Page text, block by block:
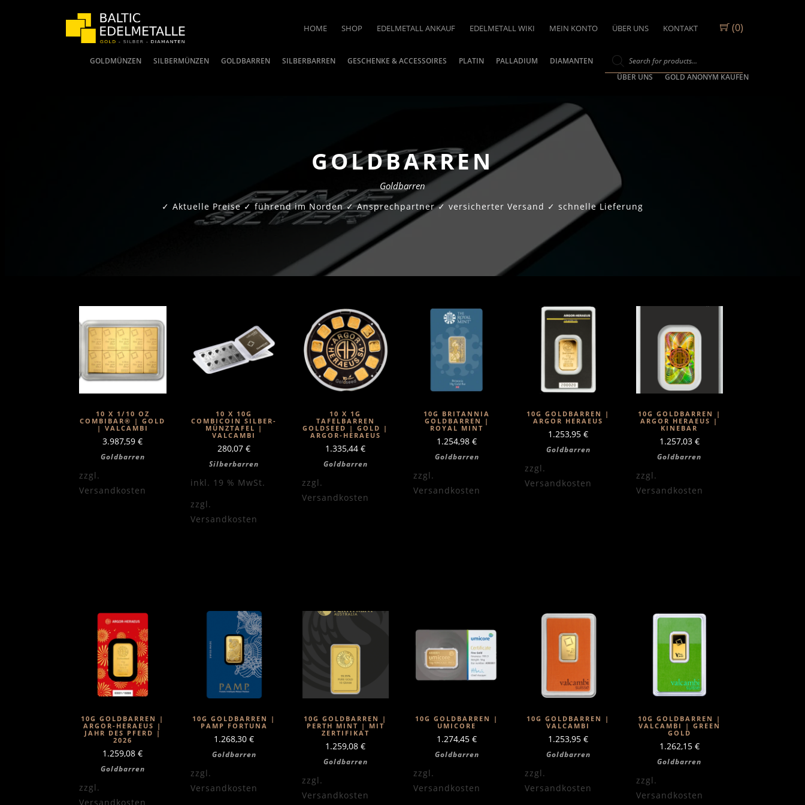
(0)
HOME SHOP EDELMETALL ANKAUF EDELMETALL WIKI MEIN KONTO ÜBER UNS KONTAKT
GOLDMÜNZEN SILBERMÜNZEN GOLDBARREN SILBERBARREN GESCHENKE & ACCESSOIRES PLATIN PALLADIUM
DIAMANTEN
ÜBER UNS
GOLD ANONYM KAUFEN
GOLDBARREN
Goldbarren
✓ Aktuelle Preise ✓ führend im Norden ✓ Ansprechpartner ✓ versicherter Versand ✓ schnelle Lieferung
10 X 1/10 OZ
COMBIBAR® | GOLD
| VALCAMBI
3.987,59€
Goldbarren
zzgl.
Versandkosten
10 X 10G
COMBICOIN SILBER-
MÜNZTAFEL |
VALCAMBI
280,07€
Silberbarren
inkl. 19 % MwSt.
zzgl.
Versandkosten
10 X 1G
TAFELBARREN
GOLDSEED | GOLD |
ARGOR-HERAEUS
1.335,44€
Goldbarren
zzgl.
Versandkosten
10G BRITANNIA
GOLDBARREN |
ROYAL MINT
1.254,98€
Goldbarren
zzgl.
Versandkosten
10G GOLDBARREN |
ARGOR HERAEUS
1.253,95€
Goldbarren
zzgl.
Versandkosten
10G GOLDBARREN |
ARGOR HERAEUS |
KINEBAR
1.257,03 €
Goldbarren
zzgl.
Versandkosten
10G GOLDBARREN |
ARGOR-HERAEUS |
JAHR DES PFERD |
2026
1.259,08€
Goldbarren
zzgl.
Versandkosten
10G GOLDBARREN |
PAMP FORTUNA
1.268,30€
Goldbarren
zzgl.
Versandkosten
10G GOLDBARREN |
PERTH MINT | MIT
ZERTIFIKAT
1.259,08€
Goldbarren
zzgl.
Versandkosten
10G GOLDBARREN |
UMICORE
1.274,45€
Goldbarren
zzgl.
Versandkosten
10G GOLDBARREN |
VALCAMBI
1.253,95€
Goldbarren
zzgl.
Versandkosten
10G GOLDBARREN |
VALCAMBI | GREEN
GOLD
1.262,15 €
Goldbarren
zzgl.
Versandkosten